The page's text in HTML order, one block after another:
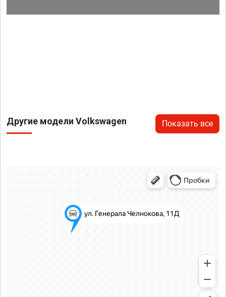
Другие модели Volkswagen Показать все